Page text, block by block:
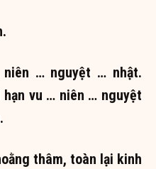
niên … nguyệt … nhật.
vu … niên … nguyệt
thâm, toàn lại kinh